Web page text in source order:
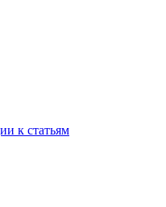
к статьям